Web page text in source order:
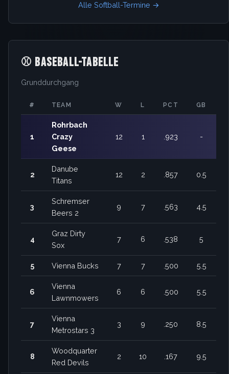
Alle Softball-Termine →
⚾ BASEBALL-TABELLE
Grunddurchgang
# TEAM W L PCT GB
1
Rohrbach
Crazy
Geese
12 1 .923 -
2
Danube
Titans
12 2 .857 0.5
3
Schremser
Beers 2
9 7 .563 4.5
4
Graz Dirty
Sox
7 6 .538 5
5 Vienna Bucks 7 7 .500 5.5
6
Vienna
Lawnmowers
6 6 .500 5.5
7
Vienna
Metrostars 3
3 9 .250 8.5
8
Woodquarter
Red Devils
2 10 .167 9.5